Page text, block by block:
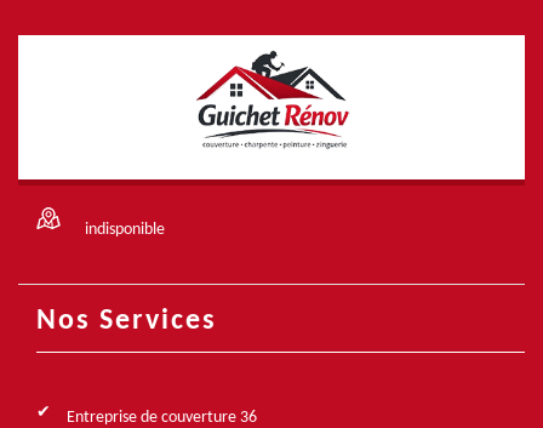
indisponible
Nos Services
Entreprise de couverture 36